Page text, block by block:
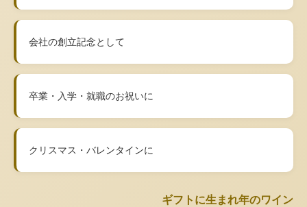
会社の創立記念として
卒業・入学・就職のお祝いに
クリスマス・バレンタインに
ギフトに生まれ年のワイン